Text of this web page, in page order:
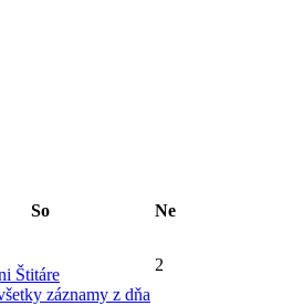
So Ne
Štitáre
záznamy z dňa
2